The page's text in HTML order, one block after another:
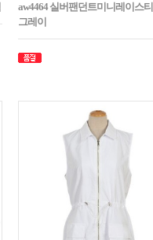
aw4464 실버팬던트미니레이스티_
그레이